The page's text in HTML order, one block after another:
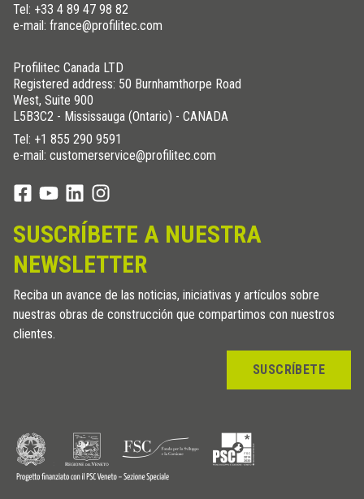
Tel: +33 4 89 47 98 82
e-mail: france@profilitec.com
Profilitec Canada LTD
Registered address: 50 Burnhamthorpe Road
West, Suite 900
L5B3C2 - Mississauga (Ontario) - CANADA
Tel: +1 855 290 9591
e-mail: customerservice@profilitec.com
SUSCRÍBETE A NUESTRA
NEWSLETTER
Reciba un avance de las noticias, iniciativas y artículos sobre
nuestras obras de construcción que compartimos con nuestros
clientes.
SUSCRÍBETE